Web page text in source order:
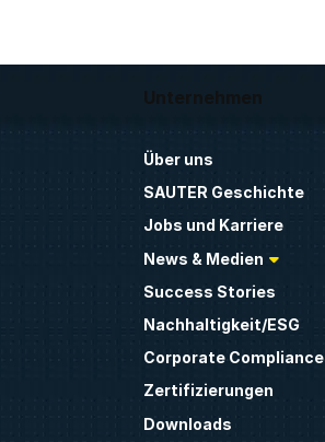
Unternehmen
Über uns
SAUTER Geschichte
Jobs und Karriere
News & Medien
Success Stories
Nachhaltigkeit/ESG
Corporate Compliance
Zertifizierungen
Downloads